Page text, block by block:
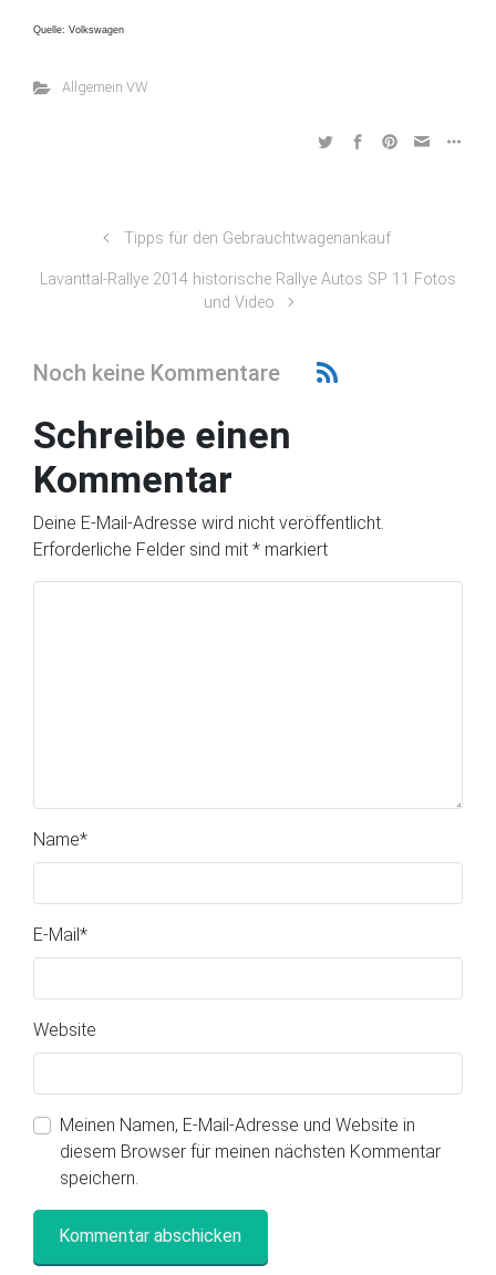
Quelle: Volkswagen
Allgemein VW
Tipps für den Gebrauchtwagenankauf
Lavanttal-Rallye 2014 historische Rallye Autos SP 11 Fotos
und Video
Noch keine Kommentare
Schreibe einen
Kommentar
Deine E-Mail-Adresse wird nicht veröffentlicht.
Erforderliche Felder sind mit * markiert
Name*
E-Mail *
Website
Meinen Namen, E-Mail-Adresse und Website in
diesem Browser für meinen nächsten Kommentar
speichern.